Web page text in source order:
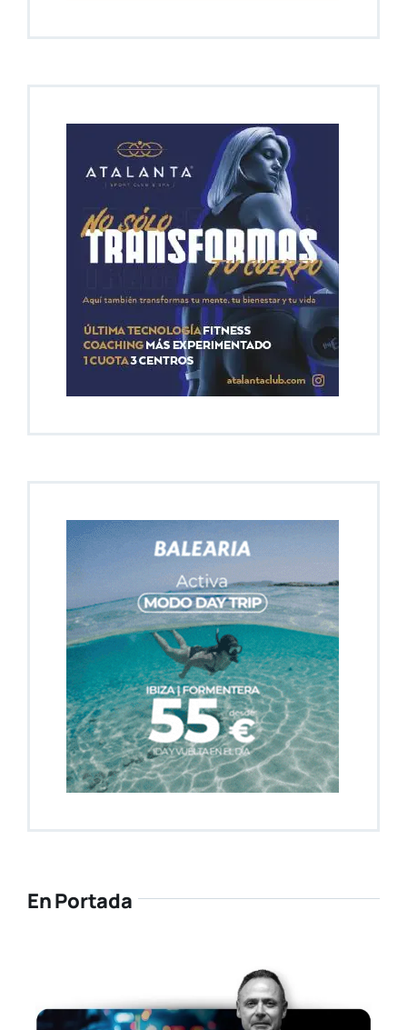
En Portada